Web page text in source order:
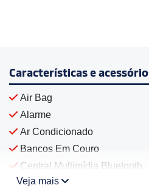
Características e
Air Bag
Alarme
Ar Condicionado
Bancos Em Couro
Central Multimídia Bluetooth
Veja mais